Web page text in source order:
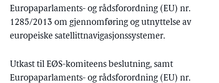
Europaparlaments- og rådsforordning (EU) nr.
1285/2013 om gjennomføring og utnyttelse av
europeiske satellittnavigasjonssystemer.
Utkast til EØS-komiteens beslutning, samt
Europaparlaments- og rådsforordning (EU) nr.